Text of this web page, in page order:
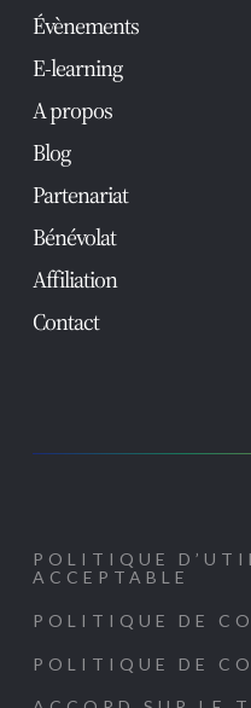
Évènements
E-learning
A propos
Blog
Partenariat
Bénévolat
Affiliation
Contact
POLITIQUE
ACCEPTABLE
POLITIQUE DE
POLITIQUE DE